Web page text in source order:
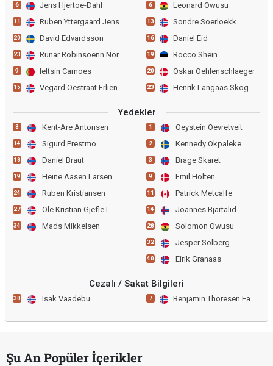
6 Jens Hjertoe-Dahl
11 Ruben Yttergaard Jenssen
20 David Edvardsson
23 Runar Robinsoenn Norheim
9 Ieltsin Camoes
15 Vegard Oestraat Erlien
6 Leonard Owusu
13 Sondre Soerloekk
16 Daniel Eid
19 Rocco Shein
20 Oskar Oehlenschlaeger
23 Henrik Langaas Skogvold
Yedekler
8 Kent-Are Antonsen
14 Sigurd Prestmo
18 Daniel Braut
19 Heine Aasen Larsen
24 Ruben Kristiansen
27 Ole Kristian Gjefle Lauvl
34 Mads Mikkelsen
1 Oeystein Oevretveit
2 Kennedy Okpaleke
3 Brage Skaret
9 Emil Holten
11 Patrick Metcalfe
14 Joannes Bjartalid
28 Solomon Owusu
32 Jesper Solberg
40 Eirik Granaas
Cezalı / Sakat Bilgileri
30 Isak Vaadebu 7 Benjamin Thoresen Faraas
Şu An Popüler İçerikler